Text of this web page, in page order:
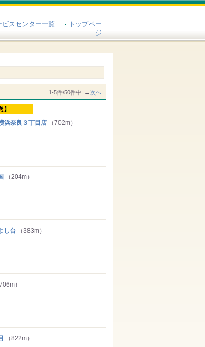
ビスセンター一覧
トップペー
ジ
1-5件/50件中 →次へ
奈良３丁目店 （702m）
（204m）
し台 （383m）
706m）
（822m）